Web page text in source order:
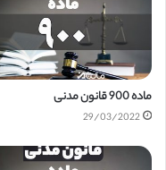
ماده 900 قانون مدنی
29/03/2022